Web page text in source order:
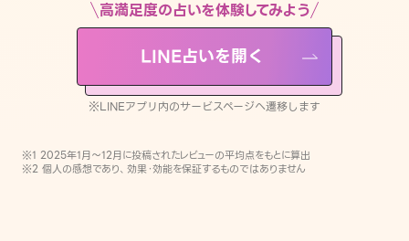
高満足度の占いを体験してみよう
LINE占いを開く
※LINEアプリ内のサービスページへ遷移します
※1 2025年1月〜12月に投稿されたレビューの平均点をもとに算出
※2 個人の感想であり、効果・効能を保証するものではありません